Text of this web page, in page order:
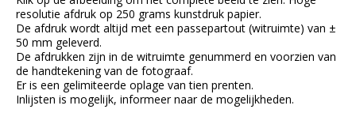
resolutie afdruk op 250 grams kunstdruk papier.
De afdruk wordt altijd met een passepartout (witruimte) van ±
50 mm geleverd.
De afdrukken zijn in de witruimte genummerd en voorzien van
de handtekening van de fotograaf.
Er is een gelimiteerde oplage van tien prenten.
Inlijsten is mogelijk, informeer naar de mogelijkheden.